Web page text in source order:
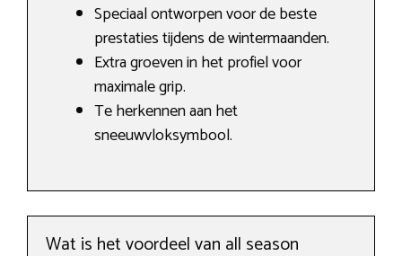
Speciaal ontworpen voor de beste
prestaties tijdens de wintermaanden.
Extra groeven in het profiel voor
maximale grip.
Te herkennen aan het
sneeuwvloksymbool.
Wat is het voordeel van all season